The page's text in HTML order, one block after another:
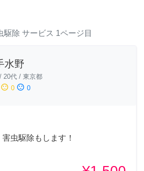
駆除 サービス 1ページ目
水野
/ 20代 / 東京都
sentiment_neutral 0 sentiment_dissatisfied 0
虫駆除もします！